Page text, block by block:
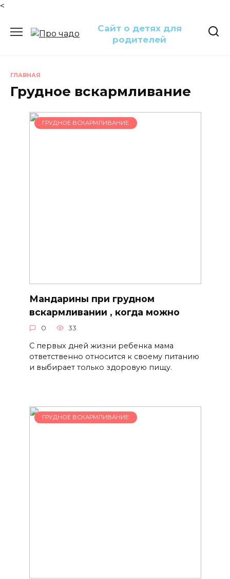
<
Сайт о детях для
родителей
ГЛАВНАЯ
Грудное вскармливание
ГРУДНОЕ ВСКАРМЛИВАНИЕ
Мандарины при грудном
вскармливании , когда можно
0 33
С первых дней жизни ребенка мама
ответственно относится к своему питанию
и выбирает только здоровую пищу.
ГРУДНОЕ ВСКАРМЛИВАНИЕ